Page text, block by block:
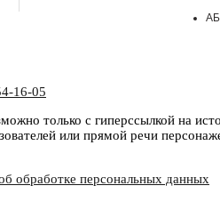
16-05
только с гиперссылкой на
или прямой речи
обработке персональных данных